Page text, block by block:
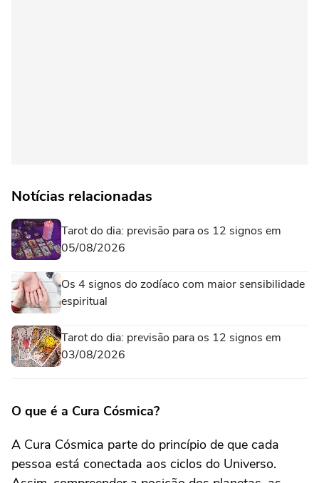
Notícias relacionadas
Tarot do dia: previsão para os 12 signos em
05/08/2026
Os 4 signos do zodíaco com maior sensibilidade
espiritual
Tarot do dia: previsão para os 12 signos em
03/08/2026
O que é a Cura Cósmica?
A Cura Cósmica parte do princípio de que cada
pessoa está conectada aos ciclos do Universo.